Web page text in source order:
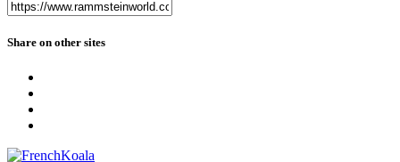
Share on other sites